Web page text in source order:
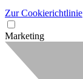
Zur Cookierichtlinie
Marketing